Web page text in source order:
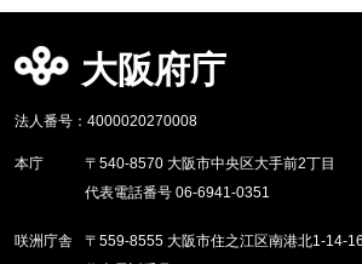
大阪府庁
法人番号：4000020270008
本庁
〒540-8570 大阪市中央区大手前2丁目
代表電話番号 06-6941-0351
咲洲庁舎
〒559-8555 大阪市住之江区南港北1-14-16